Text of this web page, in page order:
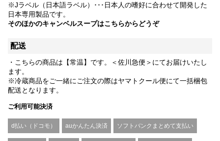
※Jラベル（日本語ラベル）･･･日本人の嗜好に合わせて開発した
日本専用製品です。
そのほかのキャンベルスープはこちらからどうぞ
配送
・こちらの商品は【常温】です。＜佐川急便＞にてお届けいたし
ます。
※冷蔵商品をご一緒にご注文の際はヤマトクール便にて一括梱包
配送となります。
ご利用可能決済
d払い（ドコモ） auかんたん決済 ソフトバンクまとめて支払い